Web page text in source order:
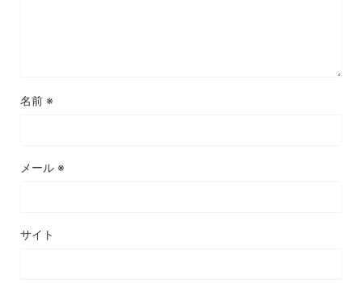
名前 ※
メール ※
サイト